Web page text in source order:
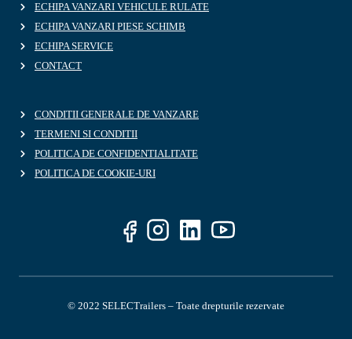
ECHIPA VANZARI VEHICULE RULATE
ECHIPA VANZARI PIESE SCHIMB
ECHIPA SERVICE
CONTACT
CONDITII GENERALE DE VANZARE
TERMENI SI CONDITII
POLITICA DE CONFIDENTIALITATE
POLITICA DE COOKIE-URI
© 2022 SELECTrailers – Toate drepturile rezervate